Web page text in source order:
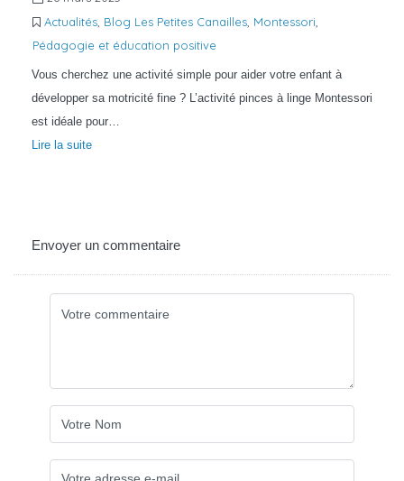
Actualités Blog Les Petites Canailles Montessori
Pédagogie et éducation positive
Vous cherchez une activité simple pour aider votre enfant à
développer sa motricité fine ? L’activité pinces à linge Montessori
est idéale pour…
Lire la suite
Envoyer un commentaire